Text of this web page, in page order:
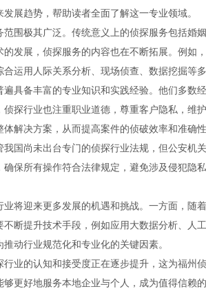
展趋势，帮助读者全面了解这一专业领域。
范围极其广泛。传统意义上的侦探服务包括婚
的发展，侦探服务的内容也在不断拓展。例如
合运用人际关系分析、现场侦查、数据挖掘等
遍具备丰富的专业知识和实践经验。他们多数
侦探行业也注重职业道德，尊重客户隐私，维
体解决方案，从而提高案件的侦破效率和准确
我国尚未出台专门的侦探行业法规，但公安机
确保所有操作符合法律规定，避免涉及侵犯隐
业将迎来更多发展的机遇和挑战。一方面，随
不断提升技术手段，例如应用大数据分析、人
动行业规范化和专业化的关键因素。
行业的认知和接受度正在逐步提升，这为福州
够更好地服务本地企业与个人，成为值得信赖